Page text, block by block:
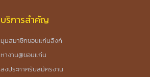
บริการสำคัญ
มุมสมาชิกขอนแก่นลิงก์
หางาน@ขอนแก่น
ลงประกาศรับสมัครงาน